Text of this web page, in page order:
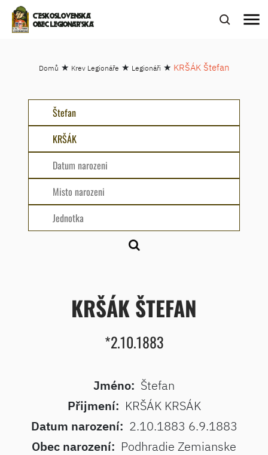
ČESKOSLOVENSKÁ
OBEC LEGIONÁŘSKÁ
menu
Domů ★ Krev Legionáře ★ Legionáři ★ KRŠÁK Štefan
KRŠÁK ŠTEFAN
*2.10.1883
Jméno: Štefan
Přijmení: KRŠÁK KRSÁK
Datum narození: 2.10.1883 6.9.1883
Obec narození: Podhradie Zemianske